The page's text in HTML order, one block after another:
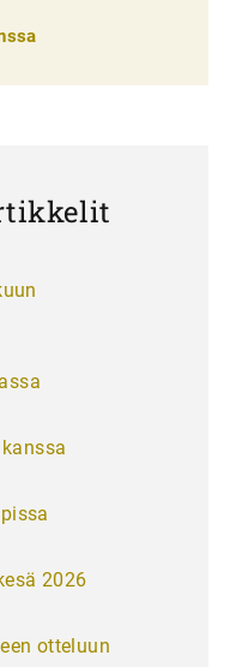
2026
otteluun